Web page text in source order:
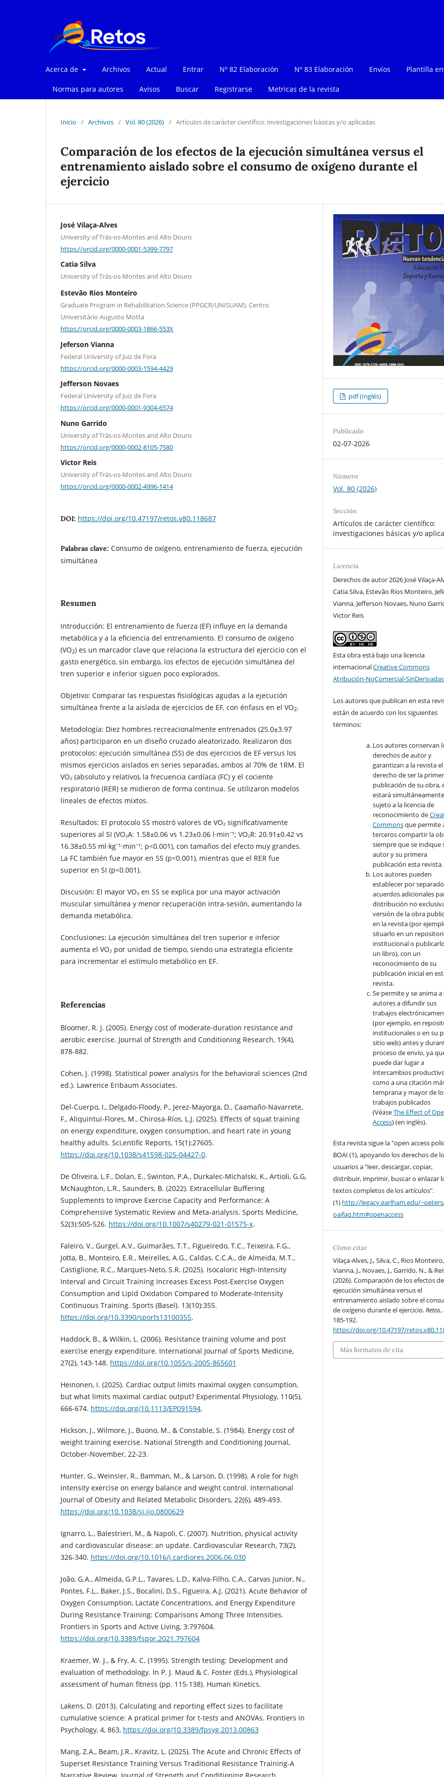
Acerca de Archivos Actual Entrar Nº 82 Elaboración Nº 83 Elaboración Envíos Plantilla
Normas para autores Avisos Buscar Registrarse Metricas de la revista
Inicio / Archivos / Vol. 80 (2026) / Artículos de carácter científico: investigaciones básicas y/o aplicadas
Comparación de los efectos de la ejecución simultánea versus el
entrenamiento aislado sobre el consumo de oxígeno durante el
ejercicio
José Vilaça-Alves
University of Trás-os-Montes and Alto Douro
https://orcid.org/0000-0001-5399-7797
Catia Silva
University of Trás-os-Montes and Alto Douro
Estevão Rios Monteiro
Graduate Program in Rehabilitation Science (PPGCR/UNISUAM), Centro
Universitário Augusto Motta
https://orcid.org/0000-0003-1866-553X
Jeferson Vianna
Federal University of Juiz de Fora
https://orcid.org/0000-0003-1594-4429
Jefferson Novaes
Federal University of Juiz de Fora
https://orcid.org/0000-0001-9304-6574
Nuno Garrido
University of Trás-os-Montes and Alto Douro
https://orcid.org/0000-0002-8105-7580
Victor Reis
University of Trás-os-Montes and Alto Douro
https://orcid.org/0000-0002-4996-1414
DOI: https://doi.org/10.47197/retos.v80.118687
Palabras clave: Consumo de oxígeno, entrenamiento de fuerza, ejecución
simultánea
Resumen
Introducción: El entrenamiento de fuerza (EF) influye en la demanda
metabólica y a la eficiencia del entrenamiento. El consumo de oxígeno
(VO2) es un marcador clave que relaciona la estructura del ejercicio con el
gasto energético, sin embargo, los efectos de ejecución simultánea del
tren superior e inferior siguen poco explorados.
Objetivo: Comparar las respuestas fisiológicas agudas a la ejecución
simultánea frente a la aislada de ejercicios de EF, con énfasis en el VO2.
Metodología: Diez hombres recreacionalmente entrenados (25.0±3.97
años) participaron en un diseño cruzado aleatorizado. Realizaron dos
protocolos: ejecución simultánea (SS) de dos ejercicios de EF versus los
mismos ejercicios aislados en series separadas, ambos al 70% de 1RM. El
VO₂ (absoluto y relativo), la frecuencia cardíaca (FC) y el cociente
respiratorio (RER) se midieron de forma continua. Se utilizaron modelos
lineales de efectos mixtos.
Resultados: El protocolo SS mostró valores de VO₂ significativamente
superiores al SI (VO₂A: 1.58±0.06 vs 1.23±0.06 l·min⁻¹; VO₂R: 20.91±0.42 vs
16.38±0.55 ml·kg⁻¹·min⁻¹; p<0.001), con tamaños del efecto muy grandes.
La FC también fue mayor en SS (p<0.001), mientras que el RER fue
superior en SI (p<0.001).
Discusión: El mayor VO₂ en SS se explica por una mayor activación
muscular simultánea y menor recuperación intra-sesión, aumentando la
demanda metabólica.
Conclusiones: La ejecución simultánea del tren superior e inferior
aumenta el VO₂ por unidad de tiempo, siendo una estrategia eficiente
para incrementar el estímulo metabólico en EF.
Referencias
Bloomer, R. J. (2005). Energy cost of moderate-duration resistance and
aerobic exercise. Journal of Strength and Conditioning Research, 19(4),
878-882.
Cohen, J. (1998). Statistical power analysis for the behavioral sciences (2nd
ed.). Lawrence Eribaum Associates.
Del-Cuerpo, I., Delgado-Floody, P., Jerez-Mayorga, D., Caamaño-Navarrete,
F., Aliquintui-Flores, M., Chirosa-Ríos, L.J. (2025). Effects of squat training
on energy expenditure, oxygen consumption, and heart rate in young
healthy adults. Sci,entific Reports, 15(1):27605.
https://doi.org/10.1038/s41598-025-04427-0.
De Oliveira, L.F., Dolan, E., Swinton, P.A., Durkalec-Michalski, K., Artioli, G.G,
McNaughton, L.R., Saunders, B. (2022). Extracellular Buffering
Supplements to Improve Exercise Capacity and Performance: A
Comprehensive Systematic Review and Meta-analysis. Sports Medicine,
52(3):505-526. https://doi.org/10.1007/s40279-021-01575-x.
Faleiro, V., Gurgel, A.V., Guimarães, T.T., Figueiredo, T.C., Teixeira, F.G.,
Jotta, B., Monteiro, E.R., Meirelles, A.G., Caldas, C.C.A., de Almeida, M.T.,
Castiglione, R.C., Marques-Neto, S.R. (2025). Isocaloric High-Intensity
Interval and Circuit Training Increases Excess Post-Exercise Oxygen
Consumption and Lipid Oxidation Compared to Moderate-Intensity
Continuous Training. Sports (Basel). 13(10):355.
https://doi.org/10.3390/sports13100355.
Haddock, B., & Wilkin, L. (2006). Resistance training volume and post
exercise energy expenditure. International Journal of Sports Medicine,
27(2), 143-148. https://doi.org/10.1055/s-2005-865601
Heinonen, I. (2025). Cardiac output limits maximal oxygen consumption,
but what limits maximal cardiac output? Experimental Physiology, 110(5),
666-674. https://doi.org/10.1113/EP091594.
Hickson, J., Wilmore, J., Buono, M., & Constable, S. (1984). Energy cost of
weight training exercise. National Strength and Conditioning Journal,
October-November, 22-23.
Hunter, G., Weinsier, R., Bamman, M., & Larson, D. (1998). A role for high
intensity exercise on energy balance and weight control. International
Journal of Obesity and Related Metabolic Disorders, 22(6), 489-493.
https://doi.org/10.1038/sj.ijo.0800629
Ignarro, L., Balestrieri, M., & Napoli, C. (2007). Nutrition, physical activity
and cardiovascular disease: an update. Cardiovascular Research, 73(2),
326-340. https://doi.org/10.1016/j.cardiores.2006.06.030
João, G.A., Almeida, G.P.L., Tavares, L.D., Kalva-Filho, C.A., Carvas Junior, N.,
Pontes, F.L., Baker, J.S., Bocalini, D.S., Figueira, A.J. (2021). Acute Behavior of
Oxygen Consumption, Lactate Concentrations, and Energy Expenditure
During Resistance Training: Comparisons Among Three Intensities.
Frontiers in Sports and Active Living, 3:797604.
https://doi.org/10.3389/fspor.2021.797604
Kraemer, W. J., & Fry, A. C. (1995). Strength testing: Development and
evaluation of methodology. In P. J. Maud & C. Foster (Eds.), Physiological
assessment of human fitness (pp. 115-138). Human Kinetics.
Lakens, D. (2013). Calculating and reporting effect sizes to facilitate
cumulative science: A pratical primer for t-tests and ANOVAs. Frontiers in
Psychology, 4, 863, https://doi.org/10.3389/fpsyg.2013.00863
Mang, Z.A., Beam, J.R., Kravitz, L. (2025). The Acute and Chronic Effects of
Superset Resistance Training Versus Traditional Resistance Training-A
pdf (Inglés)
Publicado
02-07-2026
Número
Vol. 80 (2026)
Sección
Artículos de carácter científico:
investigaciones básicas y/o
Licencia
Derechos de autor 2026 José Vilaça-
Catia Silva, Estevão Rios Monteiro,
Vianna, Jefferson Novaes, Nuno
Victor Reis
Esta obra está bajo una licencia
internacionalCreative Commons
Atribución-NoComercial-
Los autores que publican en esta
están de acuerdo con los siguientes
términos:
Los autores conservan
derechos de autor y
garantizan a la revista el
derecho de ser la
publicación de su obra,
estará simultáneamente
sujeto a la licencia de
reconocimiento de
Commonsque permite
terceros compartir la
siempre que se indique
autor y su primera
publicación esta revista.
Los autores pueden
establecer por separado
acuerdos adicionales
distribución no
versión de la obra
en la revista (por
situarlo en un
institucional o
un libro), con un
reconocimiento de su
publicación inicial en
revista.
Se permite y se anima a
autores a difundir sus
trabajos
(por ejemplo, en
institucionales o en su
sitio web) antes y
proceso de envío, ya
puede dar lugar a
intercambios
como a una citación
temprana y mayor de
trabajos publicados
(VéaseThe Effect of
Access) (en inglés).
Esta revista sigue la "open access
BOAI (1), apoyando los derechos de
usuarios a "leer, descargar, copiar,
distribuir, imprimir, buscar o enlazar
textos completos de los artículos".
(1) http://legacy.earlham.edu/
oaifaq.htm#openaccess
Cómo citar
Vilaça-Alves, J., Silva, C., Rios
Vianna, J., Novaes, J., Garrido, N., &
(2026). Comparación de los efectos
ejecución simultánea versus el
entrenamiento aislado sobre el
de oxígeno durante el ejercicio.Retos,
185-192.
https://doi.org/10.47197/
Más formatos de cita